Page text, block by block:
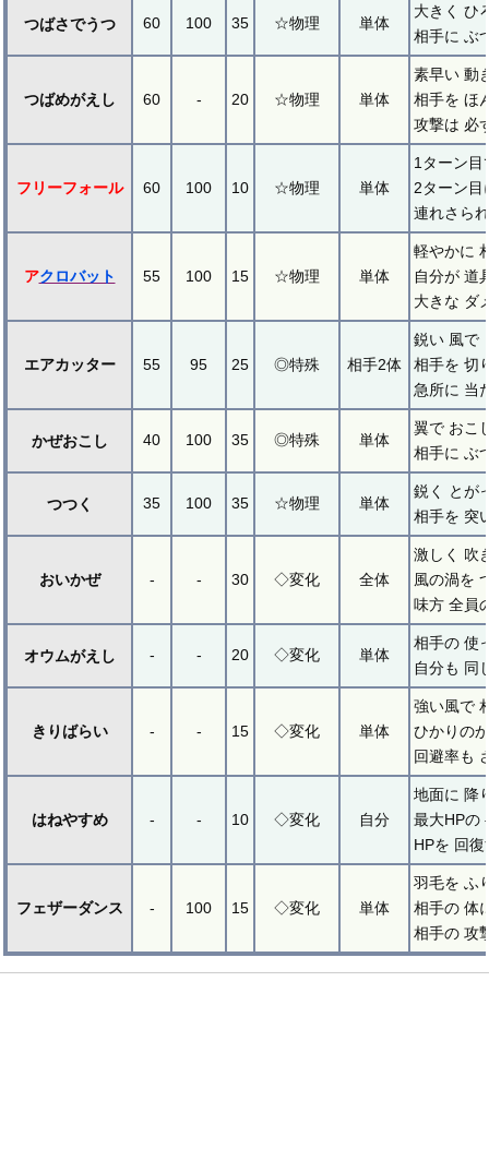
つばさでうつ 60 100 35 ☆物理 単体
大きく ひ
相手に ぶ
つばめがえし 60 - 20 ☆物理 単体
素早い 動
相手を ほ
攻撃は 必
フリーフォール 60 100 10 ☆物理 単体
1ターン目
2ターン目
連れさら
アクロバット 55 100 15 ☆物理 単体
軽やかに
自分が 道
大きな ダ
エアカッター 55 95 25 ◎特殊 相手2体
鋭い 風で
相手を 切
急所に 当
かぜおこし 40 100 35 ◎特殊 単体
翼で おこ
相手に ぶ
つつく 35 100 35 ☆物理 単体
鋭く とが
相手を 突
おいかぜ - - 30 ◇変化 全体
激しく 吹
風の渦を
味方 全員
オウムがえし - - 20 ◇変化 単体
相手の 使
自分も 同
きりばらい - - 15 ◇変化 単体
強い風で
ひかりの
回避率も
はねやすめ - - 10 ◇変化 自分
地面に 降
最大HPの
HPを 回復
フェザーダンス - 100 15 ◇変化 単体
羽毛を ふ
相手の 体
相手の 攻